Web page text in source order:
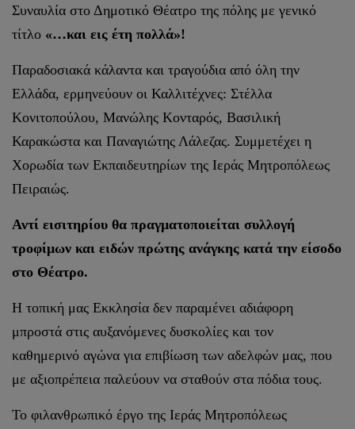
Συναυλία στο Δημοτικό Θέατρο της πόλης με γενικό
τίτλο «…και εις έτη πολλά»!
Παραδοσιακά κάλαντα και τραγούδια από όλη την
Ελλάδα, ερμηνεύουν οι Καλλιτέχνες: Στέλλα
Κονιτοπούλου, Μανώλης Κονταρός, Βασιλική
Καρακώστα και Παναγιώτης Λάλεζας. Συμμετέχει η
Χορωδία των Εκπαιδευτηρίων της Ιεράς Μητροπόλεως
Πειραιώς.
Αντί εισιτηρίου θα πραγματοποιείται συλλογή
τροφίμων και ειδών πρώτης ανάγκης κατά την είσοδο
στο Θέατρο.
Η τοπική μας Εκκλησία δεν παραμένει αδιάφορη
μπροστά στις αυξανόμενες δυσκολίες και τον
καθημερινό αγώνα για επιβίωση των αδελφών μας, που
με αξιοπρέπεια παλεύουν να σταθούν στα πόδια τους.
Το φιλανθρωπικό έργο της Ιεράς Μητροπόλεως